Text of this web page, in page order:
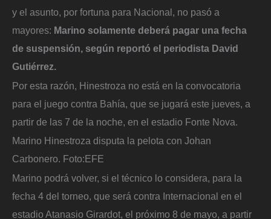
y el asunto, por fortuna para Nacional, no pasó a
mayores: Marino solamente deberá pagar una fecha
de suspensión, según reportó el periodista David
Gutiérrez.
Por esta razón, Hinestroza no está en la convocatoria
para el juego contra Bahía, que se jugará este jueves, a
partir de las 7 de la noche, en el estadio Fonte Nova.
Marino Hinestroza disputa la pelota con Johan
Carbonero. Foto:EFE
Marino podrá volver, si el técnico lo considera, para la
fecha 4 del torneo, que será contra Internacional en el
estadio Atanasio Girardot, el próximo 8 de mayo, a partir